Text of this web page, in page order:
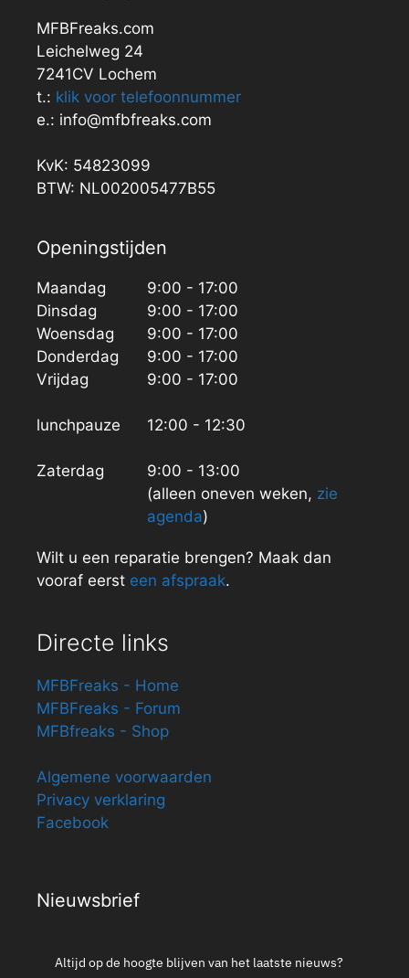
MFBFreaks.com
Leichelweg 24
7241CV Lochem
t.: klik voor telefoonnummer
e.: info@mfbfreaks.com
KvK: 54823099
BTW: NL002005477B55
Openingstijden
Maandag
Dinsdag
Woensdag
Donderdag
Vrijdag
lunchpauze
Zaterdag
9:00 - 17:00
9:00 - 17:00
9:00 - 17:00
9:00 - 17:00
9:00 - 17:00
12:00 - 12:30
9:00 - 13:00
(alleen oneven weken, zie
agenda)
Wilt u een reparatie brengen? Maak dan
vooraf eerst een afspraak.
Directe links
MFBFreaks - Home
MFBFreaks - Forum
MFBfreaks - Shop
Algemene voorwaarden
Privacy verklaring
Facebook
Nieuwsbrief
Altijd op de hoogte blijven van het laatste nieuws?